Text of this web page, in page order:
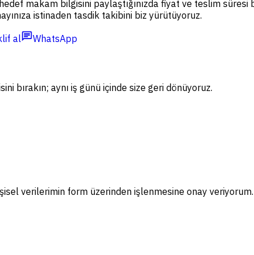
makam bilgisini paylaştığınızda fiyat ve teslim
istinaden tasdik takibini biz yürütüyoruz.
alchatWhatsApp
bırakın; aynı iş günü içinde size geri dönüyoruz.
verilerimin form üzerinden işlenmesine onay veriyorum.